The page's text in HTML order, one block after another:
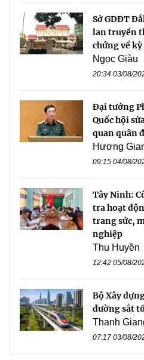
Sở GDĐT
lan truyền
chứng về
Ngọc Giàu
20:34 03/08/
Đại tướng
Quốc hội
quan quân
Hương
09:15 04/08/
Tây Ninh:
tra hoạt
trang sức,
nghiệp
Thu Huyền
12:42 05/08/
Bộ Xây
đường sắt
Thanh
07:17 03/08/